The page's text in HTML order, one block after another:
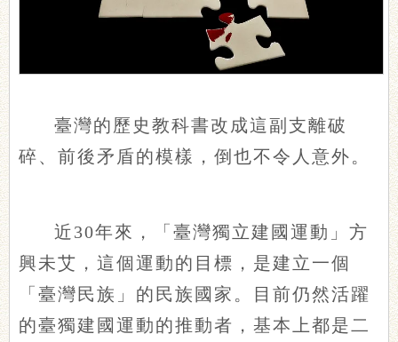
臺灣的歷史教科書改成這副支離破
碎、前後矛盾的模樣，倒也不令人意外。
近30年來，「臺灣獨立建國運動」方
興未艾，這個運動的目標，是建立一個
「臺灣民族」的民族國家。目前仍然活躍
的臺獨建國運動的推動者，基本上都是二